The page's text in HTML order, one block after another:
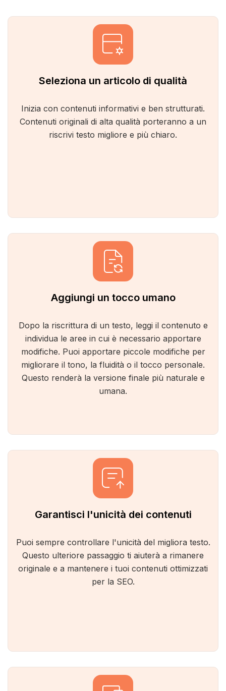
Seleziona un articolo di qualità
Inizia con contenuti informativi e ben strutturati.
Contenuti originali di alta qualità porteranno a un
riscrivi testo migliore e più chiaro.
Aggiungi un tocco umano
Dopo la riscrittura di un testo, leggi il contenuto e
individua le aree in cui è necessario apportare
modifiche. Puoi apportare piccole modifiche per
migliorare il tono, la fluidità o il tocco personale.
Questo renderà la versione finale più naturale e
umana.
Garantisci l'unicità dei contenuti
Puoi sempre controllare l'unicità del migliora testo.
Questo ulteriore passaggio ti aiuterà a rimanere
originale e a mantenere i tuoi contenuti ottimizzati
per la SEO.